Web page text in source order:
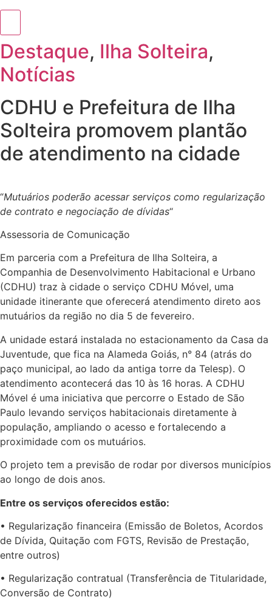
Destaque, Ilha Solteira,
Notícias
CDHU e Prefeitura de Ilha
Solteira promovem plantão
de atendimento na cidade
“Mutuários poderão acessar serviços como regularização
de contrato e negociação de dívidas“
Assessoria de Comunicação
Em parceria com a Prefeitura de Ilha Solteira, a
Companhia de Desenvolvimento Habitacional e Urbano
(CDHU) traz à cidade o serviço CDHU Móvel, uma
unidade itinerante que oferecerá atendimento direto aos
mutuários da região no dia 5 de fevereiro.
A unidade estará instalada no estacionamento da Casa da
Juventude, que fica na Alameda Goiás, n° 84 (atrás do
paço municipal, ao lado da antiga torre da Telesp). O
atendimento acontecerá das 10 às 16 horas. A CDHU
Móvel é uma iniciativa que percorre o Estado de São
Paulo levando serviços habitacionais diretamente à
população, ampliando o acesso e fortalecendo a
proximidade com os mutuários.
O projeto tem a previsão de rodar por diversos municípios
ao longo de dois anos.
Entre os serviços oferecidos estão:
• Regularização financeira (Emissão de Boletos, Acordos
de Dívida, Quitação com FGTS, Revisão de Prestação,
entre outros)
• Regularização contratual (Transferência de Titularidade,
Conversão de Contrato)